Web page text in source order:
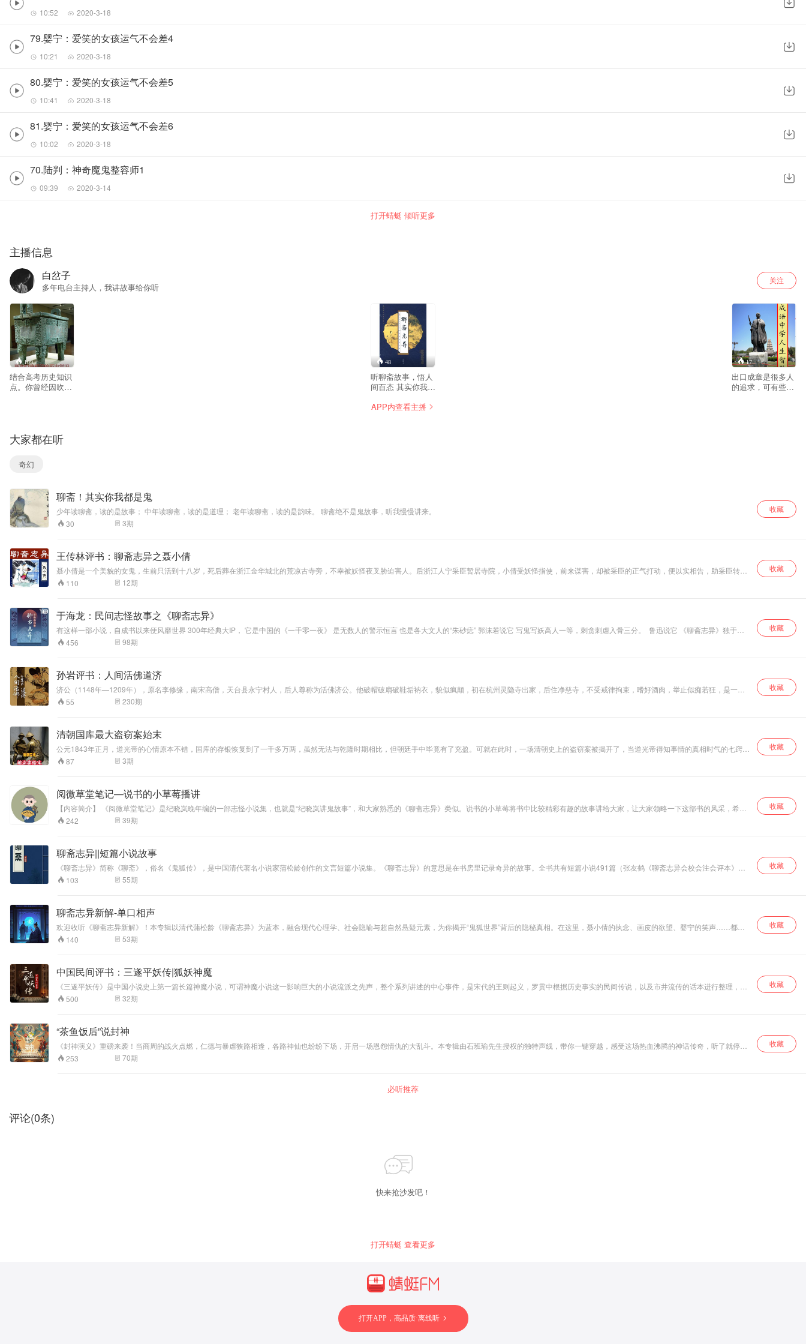
10:52 2020-3-18
79.婴宁：爱笑的女孩运气不会差4
10:21 2020-3-18
80.婴宁：爱笑的女孩运气不会差5
10:41 2020-3-18
81.婴宁：爱笑的女孩运气不会差6
10:02 2020-3-18
70.陆判：神奇魔鬼整容师1
09:39 2020-3-14
打开蜻蜓 倾听更多
主播信息
白岔子
多年电台主持人，我讲故事给你听
关注
109
结合高考历史知识
点。你曾经因吹牛
史常识张冠李戴而
被人嘲笑吗？现
列将以吴晗先生所
识》为基础，以其
他书籍和资料为参
照，让你从此吹牛
有底气，从此喝酒
有话说。
48
听聊斋故事，悟人
间百态 其实你我生
从书中找到身边
17
出口成章是很多人
的追求，可有些成
APP内查看主播
大家都在听
奇幻
聊斋！其实你我都是鬼
少年读聊斋，读的是故事； 中年读聊斋，读的是道理； 老年读聊斋，读的是韵味。 聊斋绝不是鬼故事，听我慢慢讲来。
30
3期
收藏
王传林评书：聊斋志异之聂小倩
聂小倩是一个美貌的女鬼，生前只活到十八岁，死后葬在浙江金华城北的荒凉古寺旁，不幸被妖怪夜叉胁迫害人。后浙江人宁采臣暂居寺院，小倩受妖怪指使，前来谋害，却被采臣的正气打动，便以实相告，助采臣转危
为安。采臣也不负小倩重托，助她逃脱魔爪，并收留她侍奉母亲和久病的妻子，小倩勤劳善良，深受宁家人喜爱。小倩因长期接触活人，逐渐犹如常人，宁家人亦绝口不提她的身份。宁妻病逝后，小倩嫁给宁采臣做鬼
妻，之后又指点采臣除掉前来报复的金华妖怪。几年后，宁采臣考中进士，小倩也生下一子，宁采臣还纳一小妾，小倩、小妾又各生一子，三个儿子长大后也都成了有名望的人。
110 12期
收藏
于海龙：民间志怪故事之《聊斋志异》
有这样一部小说，自成书以来便风靡世界 300年经典大IP， 它是中国的《一千零一夜》 是无数人的警示恒言 也是各大文人的“朱砂痣” 郭沫若说它 写鬼写妖高人一等，刺贪刺虐入骨三分。 鲁迅说它 《聊斋志异》独于详
尽之外，示以平常，使花妖狐魅，多具人情，和易可亲，忘为异类，而又偶见鹘突，知复非人。 老舍说它 鬼狐有性格，笑骂成文章。 人鬼情未了，爱情是书生赶考的绊脚石 仙人老爱借宿，总有些莫名其妙的试炼 一条
折断的白狐尾巴，两代人狐情仇 狐狸命地名，总有些地名来的千奇百怪 谈狐说鬼，讽贪刺虐，见证世间百态，映射真假人间 于海龙老师精选《聊斋志异》中的经典志怪故事，用津派评书的演播方法，真挚细腻的嗓音，
全新聊斋评书收听体验。
456 98期
收藏
孙岩评书：人间活佛道济
济公（1148年—1209年），原名李修缘，南宋高僧，天台县永宁村人，后人尊称为活佛济公。他破帽破扇破鞋垢衲衣，貌似疯颠，初在杭州灵隐寺出家，后住净慈寺，不受戒律拘束，嗜好酒肉，举止似痴若狂，是一位
学问渊博、行善积德的得道高僧。
55 230期
收藏
清朝国库最大盗窃案始末
公元1843年正月，道光帝的心情原本不错，国库的存银恢复到了一千多万两，虽然无法与乾隆时期相比，但朝廷手中毕竟有了充盈。可就在此时，一场清朝史上的盗窃案被揭开了，当道光帝得知事情的真相时气的七窍生
烟……
87 3期
收藏
阅微草堂笔记—说书的小草莓播讲
【内容简介】 《阅微草堂笔记》是纪晓岚晚年编的一部志怪小说集，也就是“纪晓岚讲鬼故事”，和大家熟悉的《聊斋志异》类似。说书的小草莓将书中比较精彩有趣的故事讲给大家，让大家领略一下这部书的风采，希望
新老朋友能喜欢。 【主播介绍】 说书的小草莓，快乐的盲人吴光，在2012浙江卫视中国梦想秀上，唯一全部300票过关的盲人艺术家，不仅声音动听，而且擅长演绎多重角色，被周立波等明星称为是模仿天才。草莓是
青年评书演员的翘楚，著名评书表演艺术家张少佐的闭门爱徒，为继承和弘扬评书艺术做着自己的贡献，代表作品《白话红楼梦》、《新说三国演义》、《新说水浒传》等。
242 39期
收藏
聊斋志异||短篇小说故事
《聊斋志异》简称《聊斋》，俗名《鬼狐传》，是中国清代著名小说家蒲松龄创作的文言短篇小说集。《聊斋志异》的意思是在书房里记录奇异的故事。全书共有短篇小说491篇（张友鹤《聊斋志异会校会注会评本》）
（朱其铠《全本新注聊斋志异》为494篇）。题材广泛，内容丰富，有极高的艺术成就。作品成功地塑造了众多的艺术典型，人物形象鲜明生动，故事情节曲折离奇，结构布局严谨巧妙，文笔简练，描写细腻，堪称文言
短篇小说的巅峰之作。《聊斋志异》所写虽然多是幽冥幻域之境，鬼狐花妖之事，却曲折地反映了明末清初广阔的现实生活，提出了许多重要的社会问题，表达了作者鲜明的态度。
103 55期
收藏
聊斋志异新解-单口相声
欢迎收听《聊斋志异新解》！本专辑以清代蒲松龄《聊斋志异》为蓝本，融合现代心理学、社会隐喻与超自然悬疑元素，为你揭开“鬼狐世界”背后的隐秘真相。在这里，聂小倩的执念、画皮的欲望、婴宁的笑声……都将
被赋予颠覆性解读，传统志怪故事焕发新生！ #聊斋志异 #志怪小说 #悬疑有声书 #国学新解 #灵异故事 #人性暗黑 #蒲松龄 #中国古典文学 #有声剧 #深夜必听 适合人群： ▪️ 悬疑/灵异题材爱好者 ▪️ 想读经典却怕文言文
的“懒人” ▪️ 对人性、社会隐喻感兴趣的深度思考者
140 53期
收藏
中国民间评书：三遂平妖传|狐妖神魔
《三遂平妖传》是中国小说史上第一篇长篇神魔小说，可谓神魔小说这一影响巨大的小说流派之先声，整个系列讲述的中心事件，是宋代的王则起义，罗贯中根据历史事实的民间传说，以及市井流传的话本进行整理，编
成《三遂平妖传》，书中多写人间妖异事件，少谈方外神仙鬼怪。 专辑里演播的人物生动形象，栩栩如生，各个有血有肉，仿若真实一般，角色跳脱活泼，挥洒自如，具有浓郁的市井气息，极富表现力。 这里没有天宫
地府，而是活生生的社会，所以，我们可以了解到许多宋朝时代的风俗人情。每个故事的人物不是冰冷无趣的神仙鬼怪，而是血肉丰满充满人情味的活人，他们的喜怒哀乐与常人并无不同，只不过在必要的时候才施展一
500 32期
收藏
“茶鱼饭后”说封神
《封神演义》重磅来袭！当商周的战火点燃，仁德与暴虐狭路相逢，各路神仙也纷纷下场，开启一场恩怨情仇的大乱斗。本专辑由石班瑜先生授权的独特声线，带你一键穿越，感受这场热血沸腾的神话传奇，听了就停不
下来！
253 70期
收藏
必听推荐
评论(0条)
快来抢沙发吧！
打开蜻蜓 查看更多
打开APP，高品质·离线听